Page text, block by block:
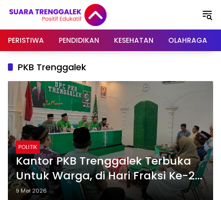
PERISTIWA
PENDIDIKAN KESEHATAN OLAHRAGA
PKB Trenggalek
POLITIK
Kantor PKB Trenggalek Terbuka
Untuk Warga, di Hari Fraksi Ke-2
UMKM Manfaatkan Jumat Curhat
9 Mei 2026